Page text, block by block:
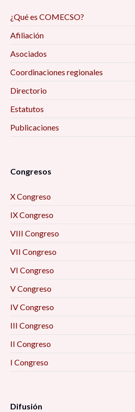
¿Qué es COMECSO?
Afiliación
Asociados
Coordinaciones regionales
Directorio
Estatutos
Publicaciones
Congresos
X Congreso
IX Congreso
VIII Congreso
VII Congreso
VI Congreso
V Congreso
IV Congreso
III Congreso
II Congreso
I Congreso
Difusión